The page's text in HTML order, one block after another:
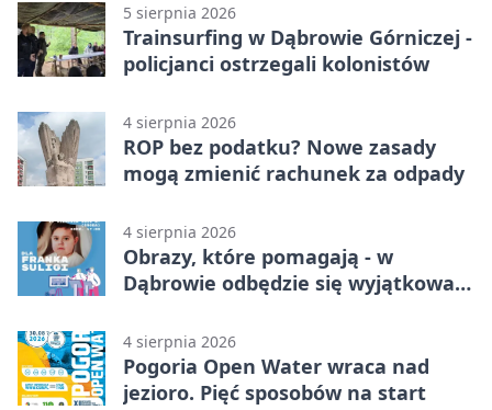
5 sierpnia 2026
Trainsurfing w Dąbrowie Górniczej -
policjanci ostrzegali kolonistów
4 sierpnia 2026
ROP bez podatku? Nowe zasady
mogą zmienić rachunek za odpady
4 sierpnia 2026
Obrazy, które pomagają - w
Dąbrowie odbędzie się wyjątkowa
4 sierpnia 2026
Pogoria Open Water wraca nad
jezioro. Pięć sposobów na start